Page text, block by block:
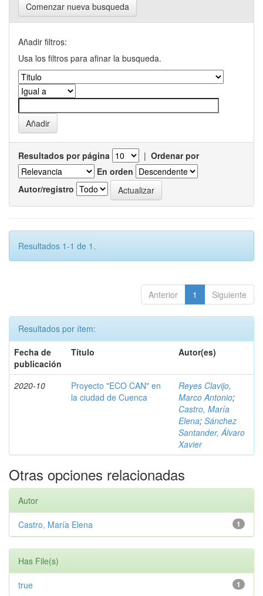
Comenzar nueva busqueda
Añadir filtros:
Usa los filtros para afinar la busqueda.
Resultados por página | Ordenar por
En orden
Autor/registro
Resultados 1-1 de 1.
Anterior 1 Siguiente
Resultados por ítem:
Fecha de
publicación
Título Autor(es)
2020-10
Proyecto "ECO CAN" en
la ciudad de Cuenca
Reyes Clavijo,
Marco Antonio;
Castro, María
Elena; Sánchez
Santander, Álvaro
Xavier
Otras opciones relacionadas
Autor
1
Castro, María Elena
Has File(s)
1
true